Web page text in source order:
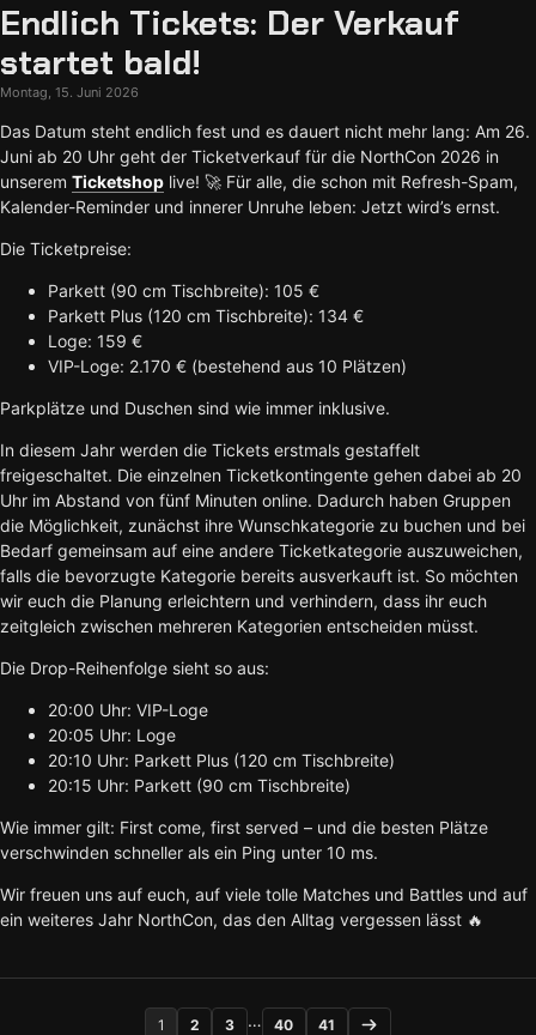
Endlich Tickets: Der Verkauf
startet bald!
Montag, 15. Juni 2026
Das Datum steht endlich fest und es dauert nicht mehr lang: Am 26.
Juni ab 20 Uhr geht der Ticketverkauf für die NorthCon 2026 in
unserem Ticketshop live! 🚀 Für alle, die schon mit Refresh-Spam,
Kalender-Reminder und innerer Unruhe leben: Jetzt wird’s ernst.
Die Ticketpreise:
Parkett (90 cm Tischbreite): 105 €
Parkett Plus (120 cm Tischbreite): 134 €
Loge: 159 €
VIP-Loge: 2.170 € (bestehend aus 10 Plätzen)
Parkplätze und Duschen sind wie immer inklusive.
In diesem Jahr werden die Tickets erstmals gestaffelt
freigeschaltet. Die einzelnen Ticketkontingente gehen dabei ab 20
Uhr im Abstand von fünf Minuten online. Dadurch haben Gruppen
die Möglichkeit, zunächst ihre Wunschkategorie zu buchen und bei
Bedarf gemeinsam auf eine andere Ticketkategorie auszuweichen,
falls die bevorzugte Kategorie bereits ausverkauft ist. So möchten
wir euch die Planung erleichtern und verhindern, dass ihr euch
zeitgleich zwischen mehreren Kategorien entscheiden müsst.
Die Drop-Reihenfolge sieht so aus:
20:00 Uhr: VIP-Loge
20:05 Uhr: Loge
20:10 Uhr: Parkett Plus (120 cm Tischbreite)
20:15 Uhr: Parkett (90 cm Tischbreite)
Wie immer gilt: First come, first served – und die besten Plätze
verschwinden schneller als ein Ping unter 10 ms.
Wir freuen uns auf euch, auf viele tolle Matches und Battles und auf
ein weiteres Jahr NorthCon, das den Alltag vergessen lässt 🔥
1 2 3 … 40 41